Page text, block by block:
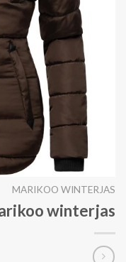
MARIKOO WINTERJAS
winterjas